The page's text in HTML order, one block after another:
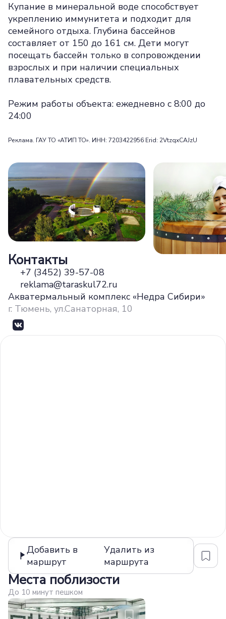
Купание в минеральной воде способствует
укреплению иммунитета и подходит для
семейного отдыха. Глубина бассейнов
составляет от 150 до 161 см. Дети могут
посещать бассейн только в сопровождении
взрослых и при наличии специальных
плавательных средств.
Режим работы объекта: ежедневно с 8:00 до
24:00
Реклама. ГАУ ТО «АТИП ТО». ИНН: 7203422956 Erid: 2VtzqxCAJzU
Контакты
+7 (3452) 39-57-08
reklama@taraskul72.ru
Акватермальный комплекс «Недра Сибири»
г. Тюмень, ул.Санаторная, 10
Добавить в
маршрут
Удалить из
маршрута
Места поблизости
До 10 минут пешком